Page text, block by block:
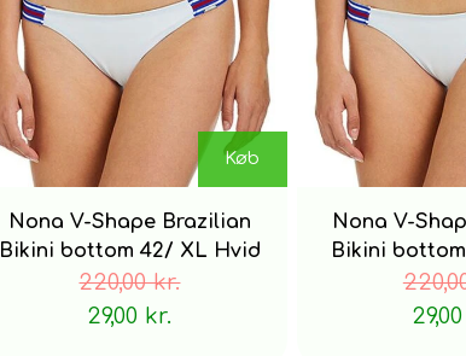
Køb
Nona V-Shape Brazilian
Bikini bottom 42/ XL Hvid
220,00 kr.
29,00 kr.
Nona V-
Bikini